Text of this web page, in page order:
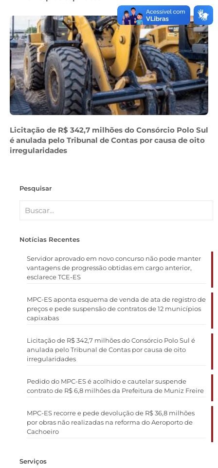
Licitação de R$ 342,7 milhões do Consórcio Polo Sul
é anulada pelo Tribunal de Contas por causa de oito
irregularidades
Pesquisar
Notícias Recentes
Servidor aprovado em novo concurso não pode manter
vantagens de progressão obtidas em cargo anterior,
esclarece TCE-ES
MPC-ES aponta esquema de venda de ata de registro de
preços e pede suspensão de contratos de 12 municípios
capixabas
Licitação de R$ 342,7 milhões do Consórcio Polo Sul é
anulada pelo Tribunal de Contas por causa de oito
irregularidades
Pedido do MPC-ES é acolhido e cautelar suspende
contrato de R$ 6,8 milhões da Prefeitura de Muniz Freire
MPC-ES recorre e pede devolução de R$ 36,8 milhões
por obras não realizadas na reforma do Aeroporto de
Cachoeiro
Serviços